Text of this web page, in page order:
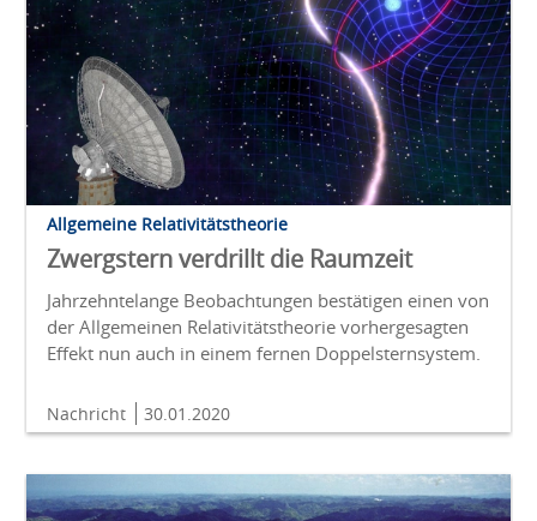
Allgemeine Relativitätstheorie
Zwergstern verdrillt die Raumzeit
Jahrzehntelange Beobachtungen bestätigen einen von
der Allgemeinen Relativitätstheorie vorhergesagten
Effekt nun auch in einem fernen Doppelsternsystem.
Nachricht 30.01.2020